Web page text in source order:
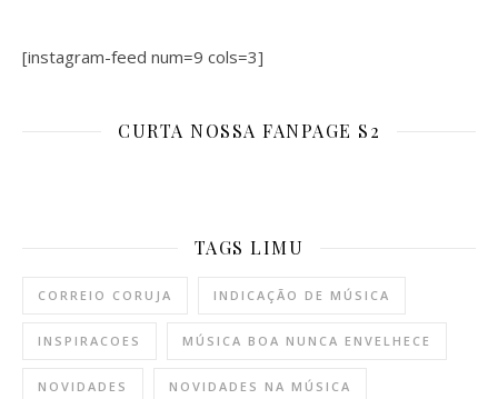
[instagram-feed num=9 cols=3]
CURTA NOSSA FANPAGE S2
TAGS LIMU
CORREIO CORUJA INDICAÇÃO DE MÚSICA
INSPIRACOES MÚSICA BOA NUNCA ENVELHECE
NOVIDADES NOVIDADES NA MÚSICA